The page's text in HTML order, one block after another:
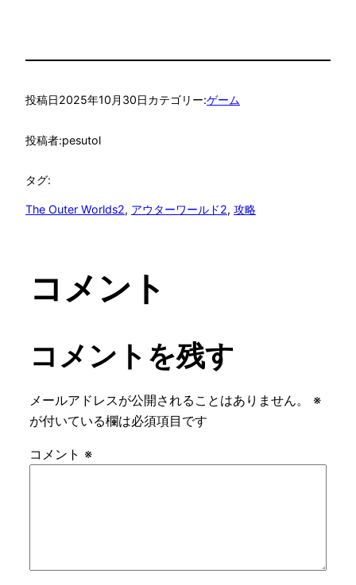
投稿日2025年10月30日カテゴリー:ゲーム
投稿者:pesutol
タグ:
The Outer Worlds2, アウターワールド2, 攻略
コメント
コメントを残す
メールアドレスが公開されることはありません。
※
が付いている欄は必須項目です
コメント ※